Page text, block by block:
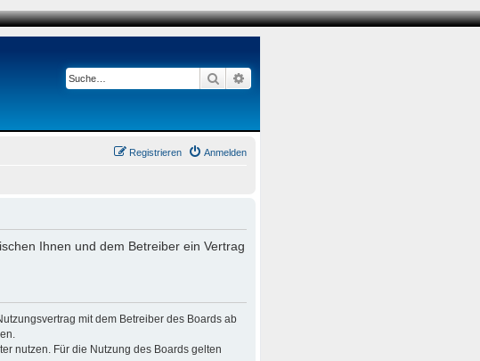
Suche
Anmelden
Registrieren
Ihnen und dem Betreiber ein Vertrag
mit dem Betreiber des Boards ab
nutzen. Für die Nutzung des Boards gelten